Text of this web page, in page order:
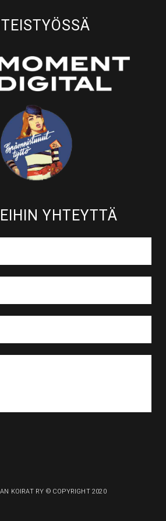
YHTEYTTÄ​
KOIRAT RY © COPYRIGHT 2020